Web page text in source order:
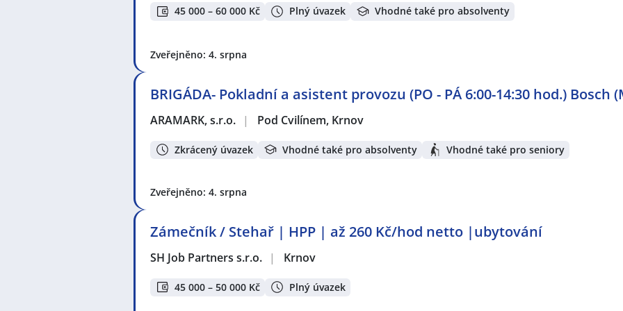
45 000 – 60 000 Kč Plný úvazek Vhodné také pro absolventy
Zveřejněno: 4. srpna
BRIGÁDA- Pokladní a asistent provozu (PO - PÁ 6:00-14:30 hod.) Bosch
ARAMARK, s.r.o. | Pod Cvilínem, Krnov
Zkrácený úvazek Vhodné také pro absolventy Vhodné také pro seniory
Zveřejněno: 4. srpna
Zámečník / Stehař | HPP | až 260 Kč/hod netto |ubytování
SH Job Partners s.r.o. | Krnov
45 000 – 50 000 Kč Plný úvazek